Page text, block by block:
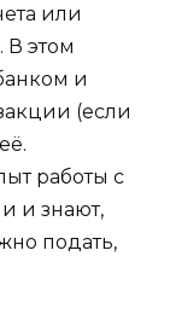
или
В этом
и
(если
работы с
и знают,
подать,